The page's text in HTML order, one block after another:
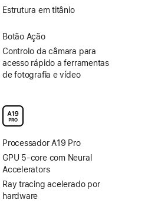
Estrutura em titânio
Botão Ação
Controlo da câmara para
acesso rápido a ferramentas
de fotografia e vídeo
Proces­sador A19 Pro
GPU 5-core com Neural
Accelerators
Ray tracing acelerado por
hardware